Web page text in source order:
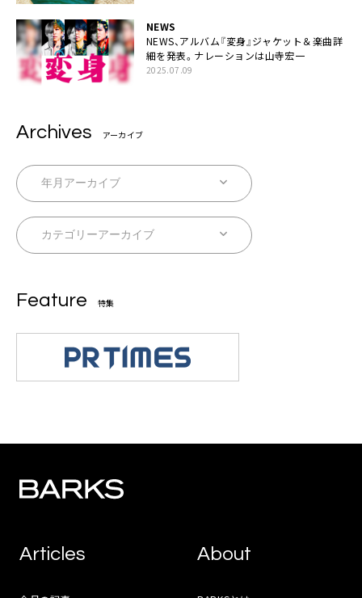
NEWS
NEWS、アルバム『変身』ジャケット＆楽曲詳
細を発表。ナレーションは⼭寺宏⼀
2025.07.09
Archives アーカイブ
Feature 特集
Articles About